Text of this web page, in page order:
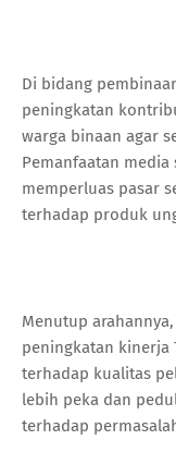
Di bidang
peningkatan
warga binaan agar
Pemanfaatan
memperluas pasar
terhadap produk
Menutup
peningkatan kinerja
terhadap kualitas
lebih peka dan
terhadap